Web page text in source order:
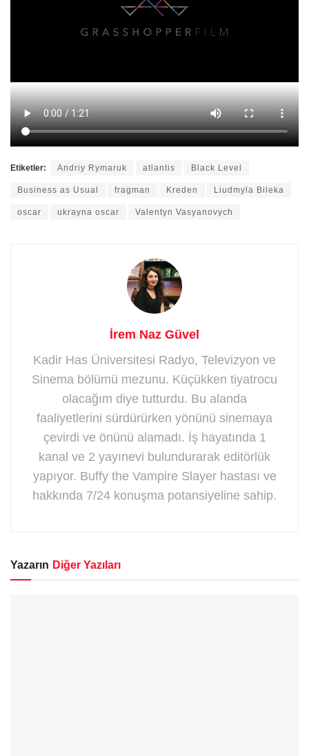
Etiketler: Andriy Rymaruk atlantis Black Level
Business as Usual fragman Kreden Liudmyla Bileka
oscar ukrayna oscar Valentyn Vasyanovych
İrem Naz Güvel
Kadir Has Üniversitesi Radyo, Televizyon ve
Sinema bölümü mezunu. Küçükken tiyatrocu
olacağım diye tutturdu. Bu alanda
faaliyetlerini sürdürürken yönünü sinemaya
çevirdi ve önünü alamadı. İş hayatında 1
kanal ve 2 yayınevi bulundurarak editörlük
yapıyor. Buffy the Vampire Slayer hastası ve
hakkında 7/24 konuşma potansiyeline sahip.
Yazarın Diğer Yazıları